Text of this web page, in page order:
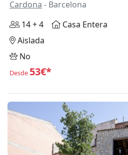
Cardona - Barcelona
14 + 4
Casa Entera
Aislada
No
Desde 53€*